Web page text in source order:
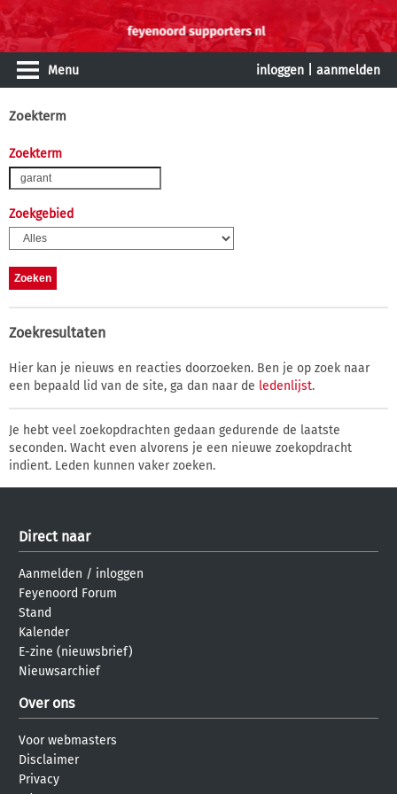
Menu inloggen aanmelden
Zoekterm
Zoekterm
Zoekgebied
Zoekresultaten
Hier kan je nieuws en reacties doorzoeken. Ben je op zoek naar
een bepaald lid van de site, ga dan naar de ledenlijst.
Je hebt veel zoekopdrachten gedaan gedurende de laatste
seconden. Wacht even alvorens je een nieuwe zoekopdracht
indient. Leden kunnen vaker zoeken.
Direct naar
Aanmelden / inloggen
Feyenoord Forum
Stand
Kalender
E-zine (nieuwsbrief)
Nieuwsarchief
Over ons
Voor webmasters
Disclaimer
Privacy